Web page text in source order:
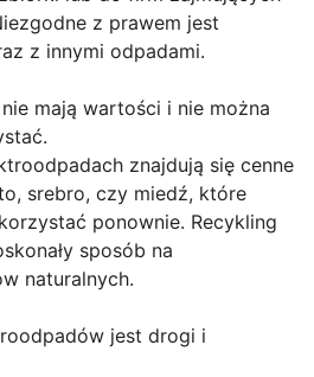
z prawem jest
z innymi odpadami.
mają wartości i nie można
znajdują się cenne
srebro, czy miedź, które
ponownie. Recykling
sposób na
naturalnych.
jest drogi i